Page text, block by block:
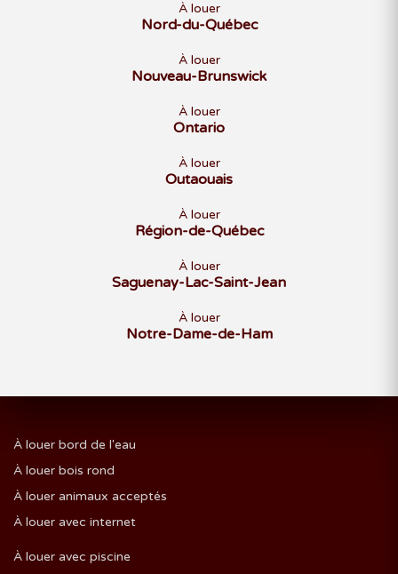
À louer
Nord-du-Québec
À louer
Nouveau-Brunswick
À louer
Ontario
À louer
Outaouais
À louer
Région-de-Québec
À louer
Saguenay-Lac-Saint-Jean
À louer
Notre-Dame-de-Ham
À louer bord de l'eau
À louer bois rond
À louer animaux acceptés
À louer avec internet
À louer avec piscine